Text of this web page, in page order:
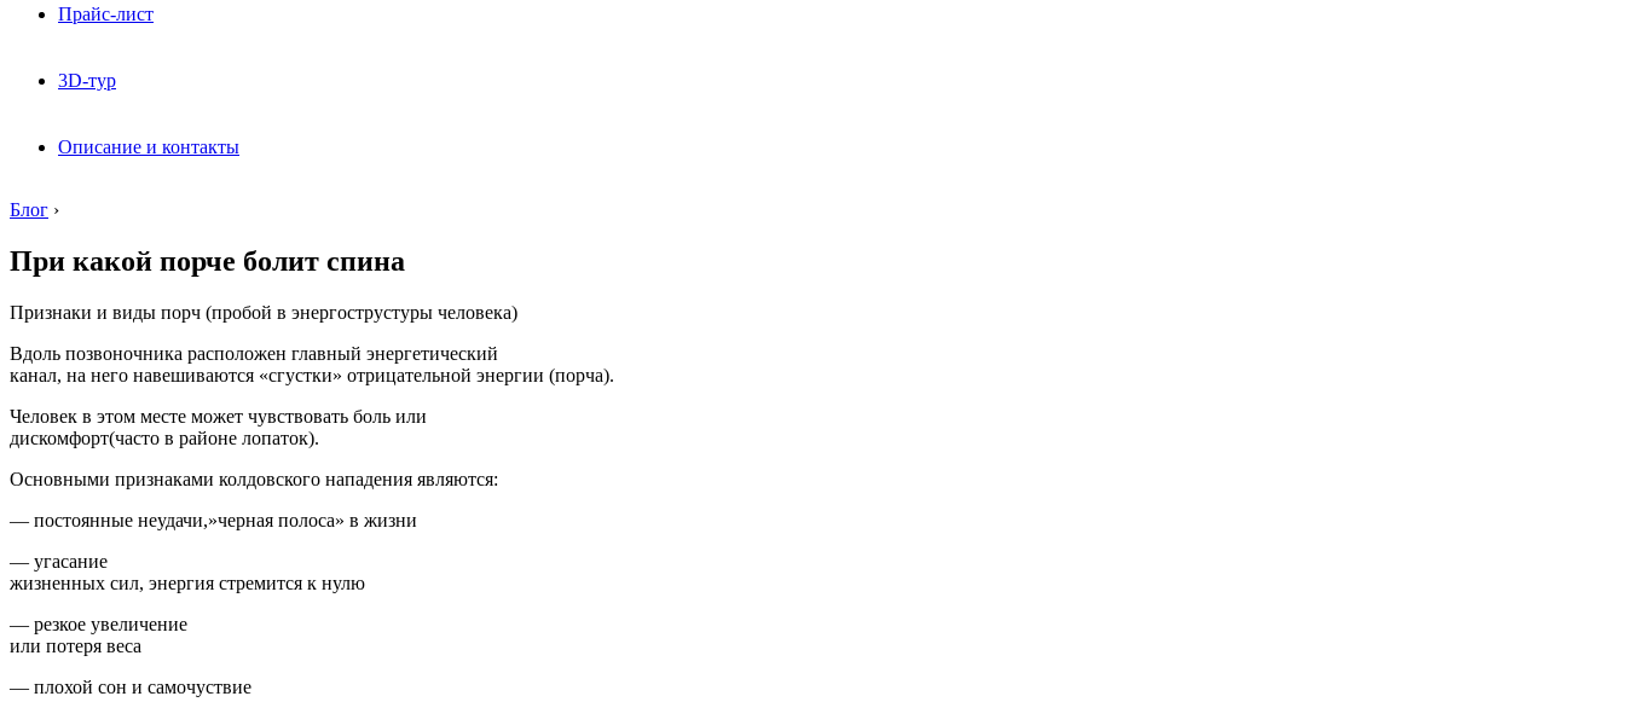
Прайс-лист
3D-тур
Описание и контакты
Блог ›
При какой порче болит спина
Признаки и виды порч (пробой в энергострустуры человека)
Вдоль позвоночника расположен главный энергетический
канал, на него навешиваются «сгустки» отрицательной энергии (порча).
Человек в этом месте может чувствовать боль или
дискомфорт(часто в районе лопаток).
Основными признаками колдовского нападения являются:
— постоянные неудачи,»черная полоса» в жизни
— угасание
жизненных сил, энергия стремится к нулю
— резкое увеличение
или потеря веса
— плохой сон и самочуствие